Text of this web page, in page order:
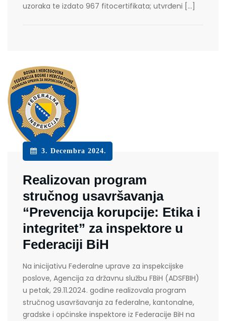
uzoraka te izdato 967 fitocertifikata; utvrđeni […]
3. Decembra 2024.
Realizovan program
stručnog usavršavanja
“Prevencija korupcije: Etika i
integritet” za inspektore u
Federaciji BiH
Na inicijativu Federalne uprave za inspekcijske
poslove, Agencija za državnu službu FBiH (ADSFBIH)
u petak, 29.11.2024. godine realizovala program
stručnog usavršavanja za federalne, kantonalne,
gradske i općinske inspektore iz Federacije BiH na